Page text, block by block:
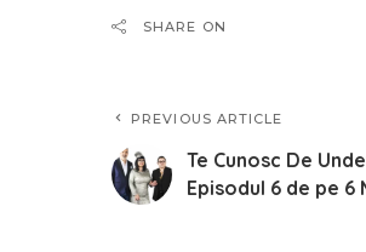
SHARE ON
PREVIOUS ARTICLE
Te Cunosc De
Episodul 6 de pe 6